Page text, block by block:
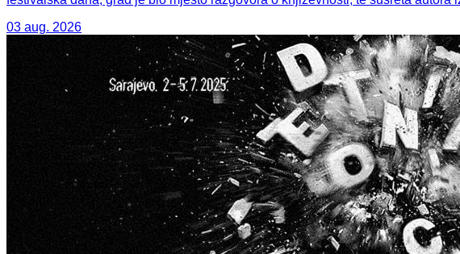
03 aug. 2026